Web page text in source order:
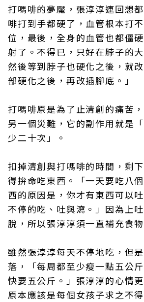
打嗎啡的夢魘，張淳淳連回想
啡打到手都硬了，血管根本打
位，最後，全身的血管也都僵
射了。不得已，只好在脖子的
然後等到脖子也硬化之後，就
部硬化之後，再改插腳底。」
打嗎啡原是為了止清創的痛苦
另一個災難，它的副作用就是
少二十次」。
扣掉清創與打嗎啡的時間，剩
得拚命吃東西。「一天要吃八
西的原因是，你才有東西可以
不停的吃、吐與瀉。」因為上
脫，所以張淳淳須一直補充食
雖然張淳淳每天不停地吃，但
落，「每周都至少瘦一點五公
快要五公斤。」張淳淳的心情
原本應該是每個女孩子求之不